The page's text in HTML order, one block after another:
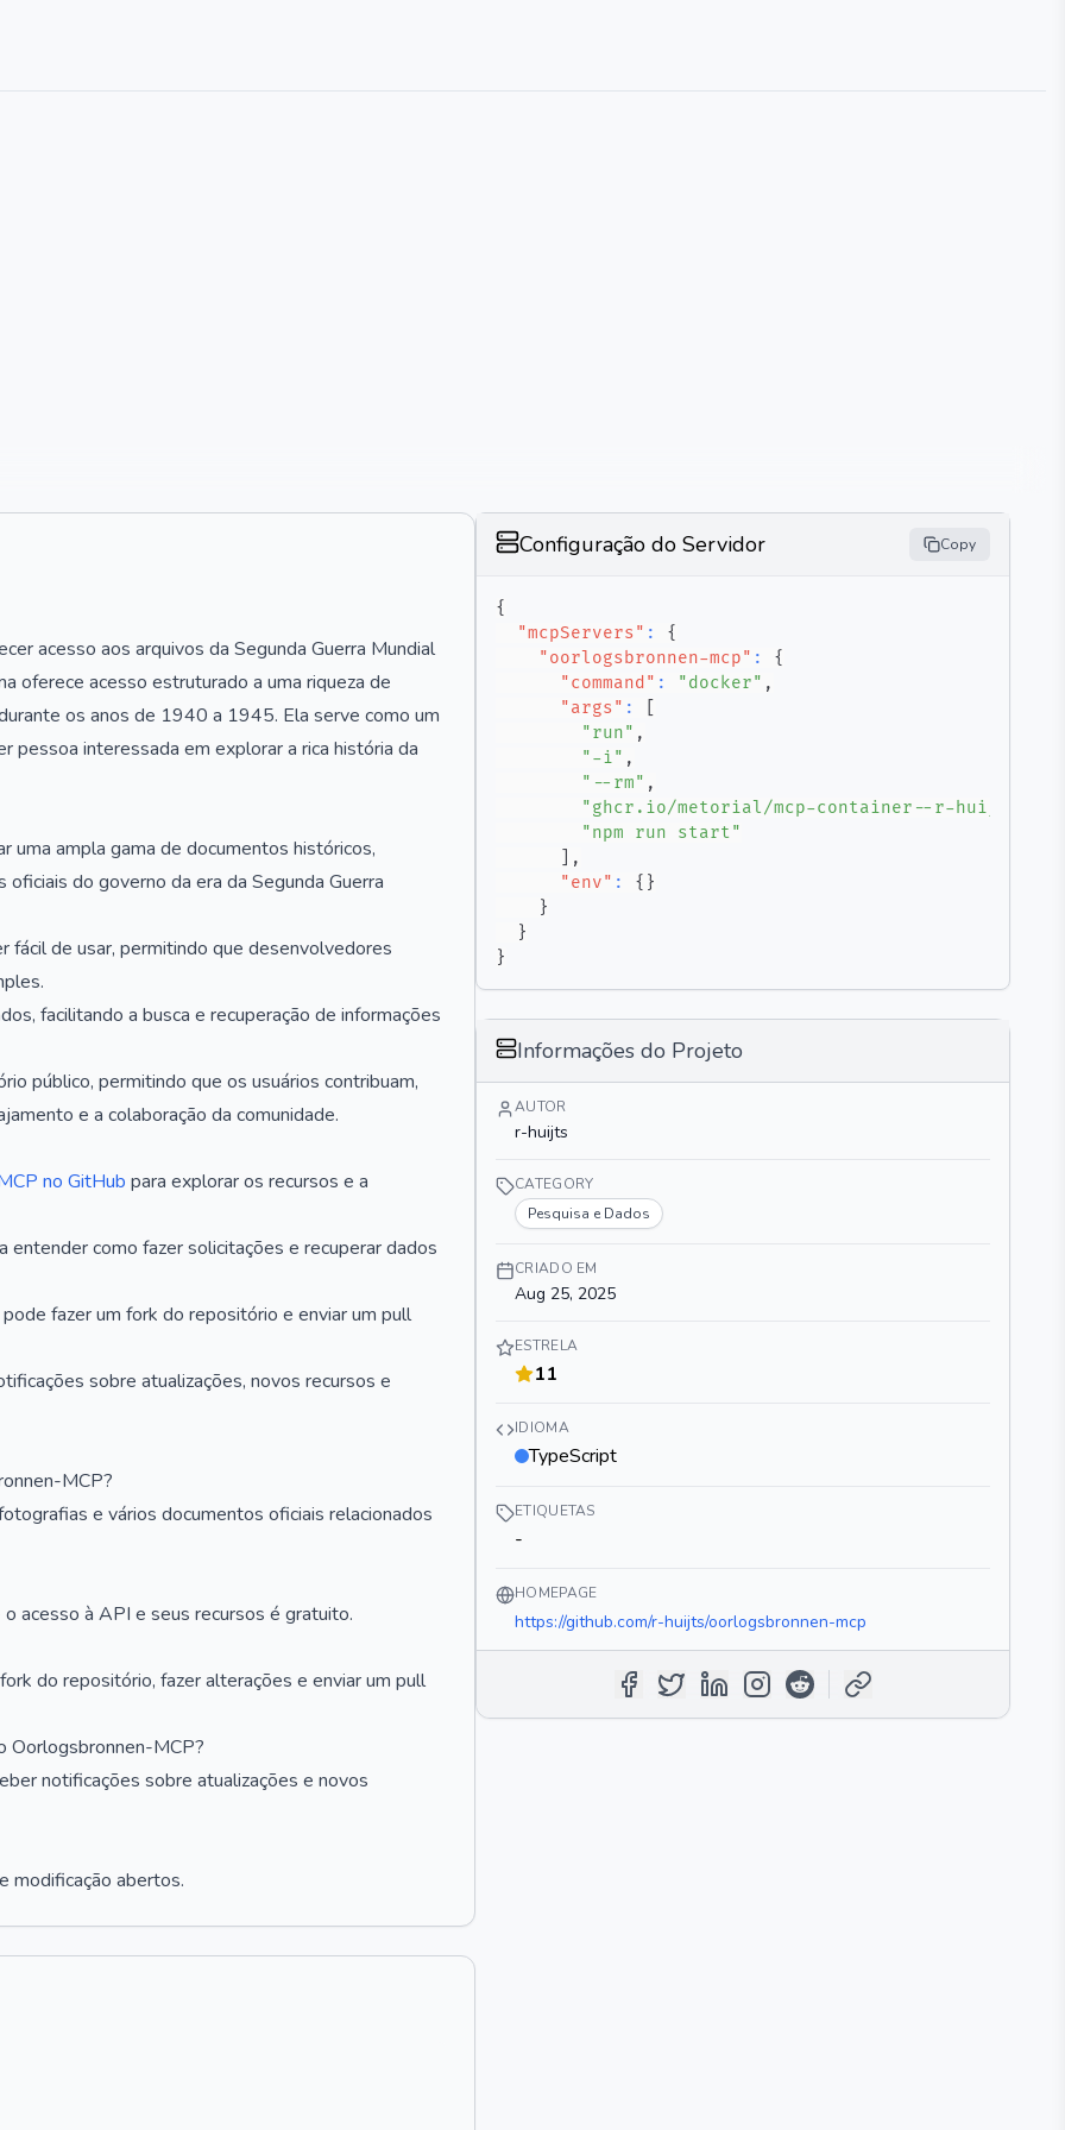
acesso aos arquivos da Segunda Guerra Mundial
oferece acesso estruturado a uma riqueza de
os anos de 1940 a 1945. Ela serve como um
pessoa interessada em explorar a rica história da
uma ampla gama de documentos históricos,
do governo da era da Segunda Guerra
de usar, permitindo que desenvolvedores
facilitando a busca e recuperação de informações
público, permitindo que os usuários contribuam,
e a colaboração da comunidade.
no GitHub para explorar os recursos e a
como fazer solicitações e recuperar dados
fazer um fork do repositório e enviar um pull
sobre atualizações, novos recursos e
MCP?
e vários documentos oficiais relacionados
acesso à API e seus recursos é gratuito.
do repositório, fazer alterações e enviar um pull
Oorlogsbronnen-MCP?
notificações sobre atualizações e novos
modificação abertos.
Configuração do Servidor Copy
{
"mcpServers" :
{
"oorlogsbronnen-mcp" :
{
"command" : "docker" ,
"args" :
"run" ,
"-i" ,
"--rm" ,
"ghcr.io/metorial/mcp-container--r-huijts--
"npm run start"
,
"env" : { }
}
}
}
Informações do Projeto
AUTOR
r-huijts
CATEGORY
Pesquisa e Dados
CRIADO EM
Aug 25, 2025
ESTRELA
11
IDIOMA
TypeScript
ETIQUETAS
-
HOMEPAGE
https://github.com/r-huijts/oorlogsbronnen-mcp